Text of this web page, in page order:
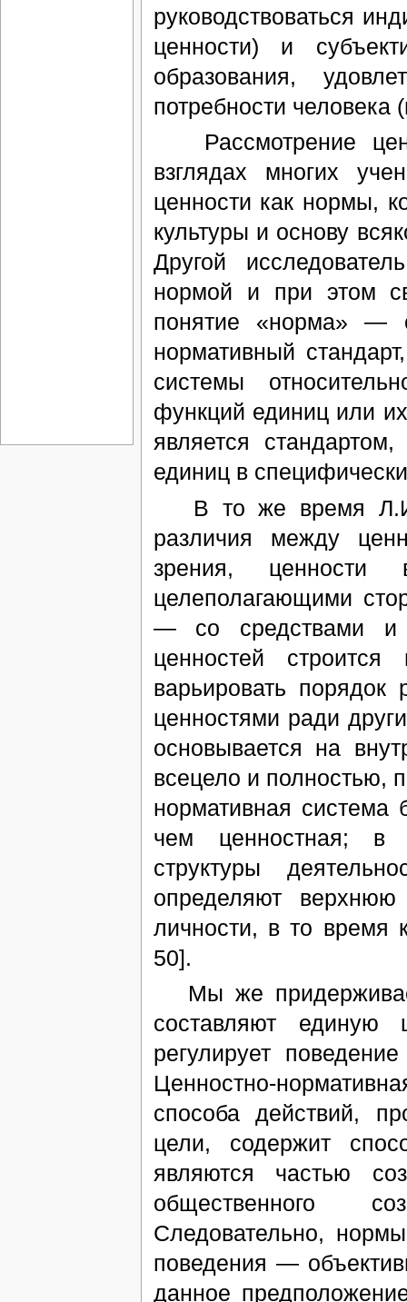
руководствоваться
ценности) и
образования,
потребности
Рассмотрение
взглядах многих
ценности как нормы,
культуры и основу
Другой
нормой и при этом
понятие «норма» —
нормативный
системы
функций единиц или
является
единиц в
В то же время Л.И.
различия между
зрения,
целеполагающими
— со средствами и
ценностей
варьировать порядок
ценностями ради
основывается на
всецело и полностью,
нормативная система
чем ценностная; в
структуры
определяют верхнюю
личности, в то
50].
Мы же
составляют единую
регулирует
Ценностно-
способа действий,
цели, содержит
являются частью
общественного
Следовательно,
поведения —
данное